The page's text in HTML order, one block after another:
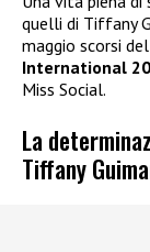
quelli di Tiffany
maggio scorsi del
International
Miss Social.
La
Tiffany